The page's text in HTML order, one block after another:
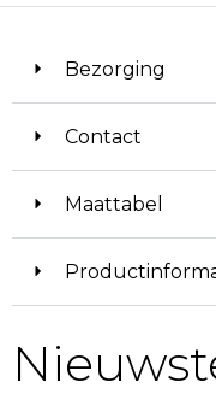
Bezorging
Contact
Maattabel